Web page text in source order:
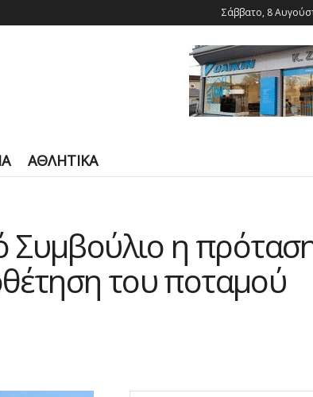
Σάββατο, 8
ΑΘΛΗΤΙΚΑ
η
του ποταμού